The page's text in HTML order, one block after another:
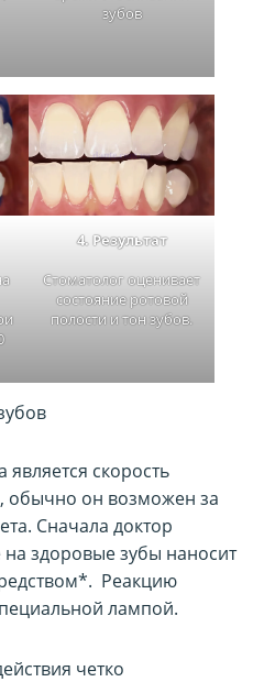
зубов
4. Результат
Стоматолог оценивает
состояние ротовой
полости и тон зубов.
скорость
обычно он возможен за
Сначала доктор
здоровые зубы наносит
Реакцию
лампой.
четко